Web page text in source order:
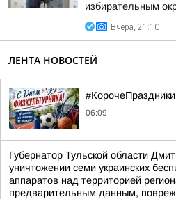
избирательным
Вчера, 21:10
ЛЕНТА НОВОСТЕЙ
#КорочеПраздники
06:09
Губернатор Тульской области
уничтожении семи украинских
аппаратов над территорией
предварительным данным,